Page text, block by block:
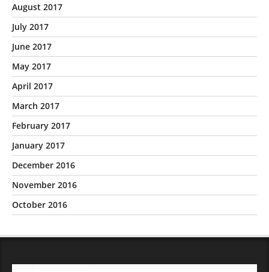
August 2017
July 2017
June 2017
May 2017
April 2017
March 2017
February 2017
January 2017
December 2016
November 2016
October 2016